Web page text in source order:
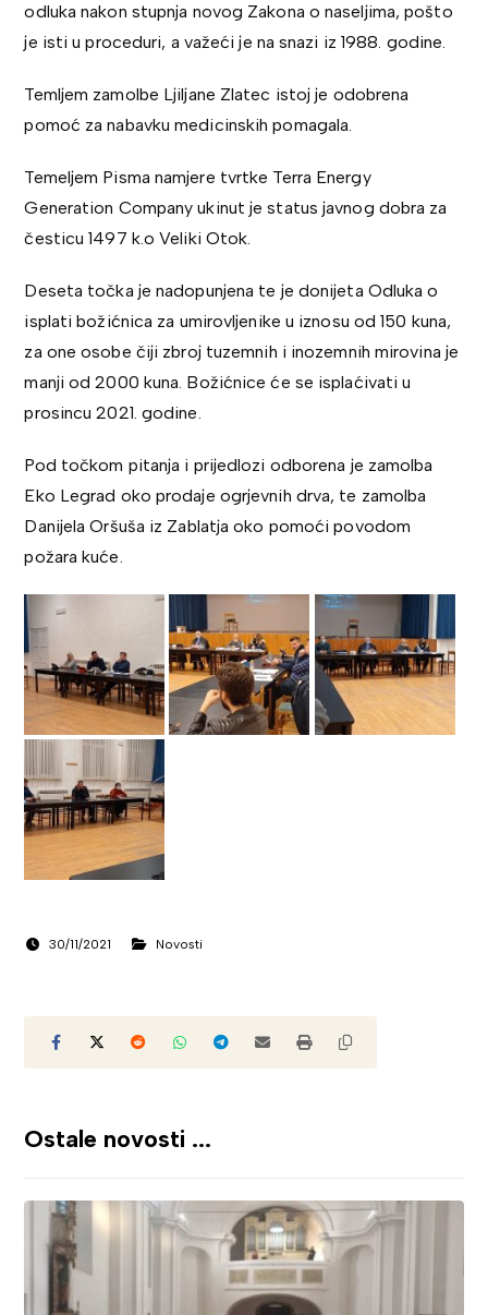
odluka nakon stupnja novog Zakona o naseljima, pošto
je isti u proceduri, a važeći je na snazi iz 1988. godine.
Temljem zamolbe Ljiljane Zlatec istoj je odobrena
pomoć za nabavku medicinskih pomagala.
Temeljem Pisma namjere tvrtke Terra Energy
Generation Company ukinut je status javnog dobra za
česticu 1497 k.o Veliki Otok.
Deseta točka je nadopunjena te je donijeta Odluka o
isplati božićnica za umirovljenike u iznosu od 150 kuna,
za one osobe čiji zbroj tuzemnih i inozemnih mirovina je
manji od 2000 kuna. Božićnice će se isplaćivati u
prosincu 2021. godine.
Pod točkom pitanja i prijedlozi odborena je zamolba
Eko Legrad oko prodaje ogrjevnih drva, te zamolba
Danijela Oršuša iz Zablatja oko pomoći povodom
požara kuće.
30/11/2021 Novosti
Ostale novosti ...